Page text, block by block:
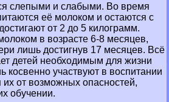
слепыми и слабыми. Во время
её молоком и остаются с
от 2 до 5 килограмм.
в возрасте 6-8 месяцев,
лишь достигнув 17 месяцев. Всё
детей необходимым для жизни
участвуют в воспитании
от возможных опасностей,
обучении.